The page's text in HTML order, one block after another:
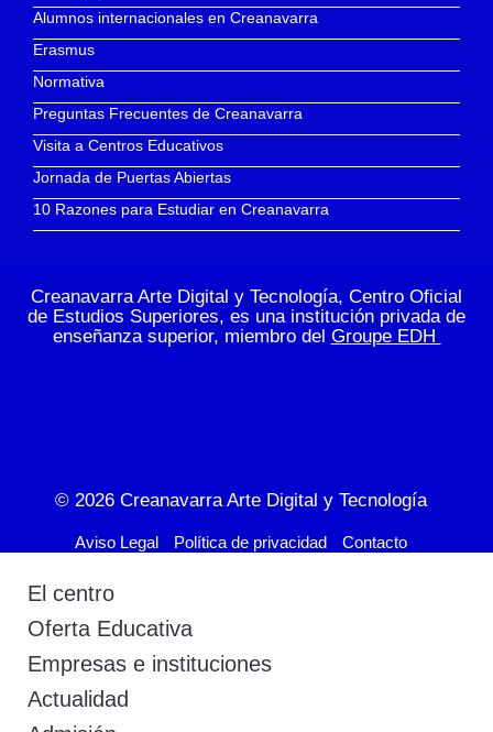
Alumnos internacionales en Creanavarra
Erasmus
Normativa
Preguntas Frecuentes de Creanavarra
Visita a Centros Educativos
Jornada de Puertas Abiertas
10 Razones para Estudiar en Creanavarra
Creanavarra Arte Digital y Tecnología, Centro Oficial
de Estudios Superiores, es una institución privada de
enseñanza superior, miembro del Groupe EDH
© 2026 Creanavarra Arte Digital y Tecnología
Aviso Legal Política de privacidad Contacto
El centro
Oferta Educativa
Empresas e instituciones
Actualidad